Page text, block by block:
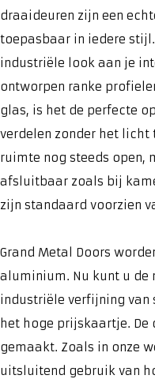
draaideuren zijn een
toepasbaar in iedere stijl.
industriële look aan je
ontworpen ranke
glas, is het de perfecte
verdelen zonder het licht
ruimte nog steeds open,
afsluitbaar zoals bij
zijn standaard voorzien
Grand Metal Doors
aluminium. Nu kunt u de
industriële verfijning van
het hoge prijskaartje.
gemaakt. Zoals in onze
uitsluitend gebruik van